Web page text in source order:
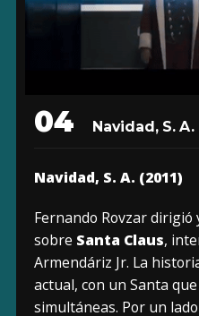
04 Navidad, S. A.
Navidad, S. A. (2011)
Fernando Rovzar dirigió
sobre Santa Claus,
Armendáriz Jr. La
actual, con un Santa
simultáneas. Por un